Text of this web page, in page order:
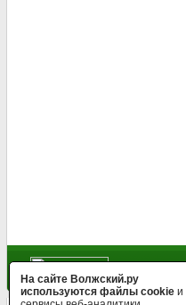
На сайте Волжский.ру
используются файлы cookie и